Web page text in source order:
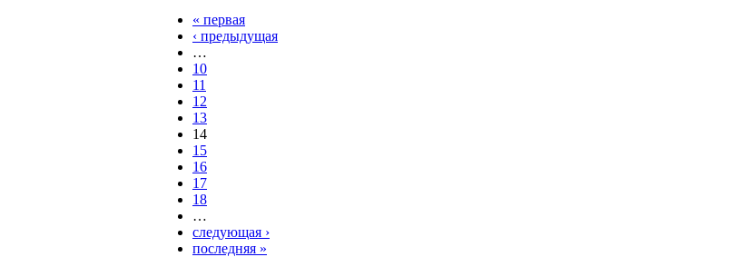
« первая
‹ предыдущая
…
10
11
12
13
14
15
16
17
18
…
следующая ›
последняя »